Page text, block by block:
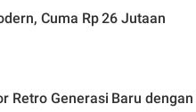
Cuma Rp 26 Jutaan
Retro Generasi Baru